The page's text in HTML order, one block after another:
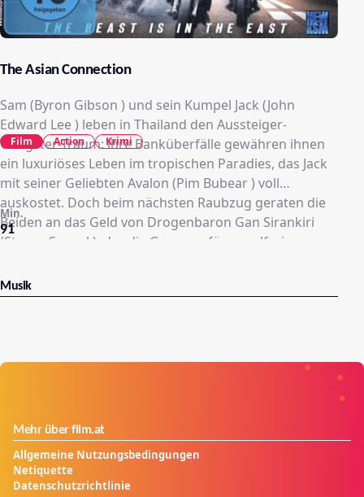
The Asian Connection
Sam (Byron Gibson ) und sein Kumpel Jack (John
Edward Lee ) leben in Thailand den Aussteiger-
Gangster-Traum: ihre Banküberfälle gewähren ihnen
ein luxuriöses Leben im tropischen Paradies, das Jack
mit seiner Geliebten Avalon (Pim Bubear ) voll
auskostet. Doch beim nächsten Raubzug geraten die
Beiden an das Geld von Drogenbaron Gan Sirankiri
(Steven Seagal ), der die Ganoven für vogelfrei
stirbt, machen Jack und Avalon als Bonnie und Clyde-
Duo unbeirrt weiter. Ein unversöhnlicher Kampf nimmt
91
Min.
Film Action Krimi
Musik
Mehr über film.at
Allgemeine Nutzungsbedingungen
Netiquette
Datenschutzrichtlinie